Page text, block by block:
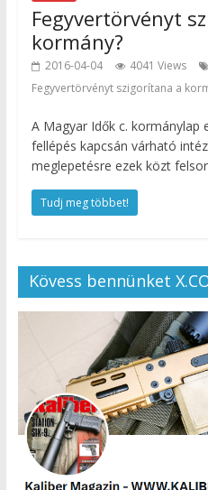
Fegyvertörvényt
kormány?
2016-04-04 4041 Views
Fegyvertörvényt szigorítana a
A Magyar Idők c. kormánylap
fellépés kapcsán várható
meglepetésre ezek közt
Tudj meg többet!
Kövess bennünket